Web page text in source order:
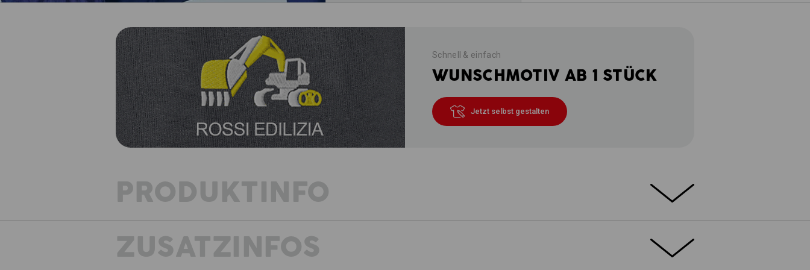
Schnell & einfach
WUNSCHMOTIV AB 1 STÜCK
Jetzt selbst gestalten
PRODUKTINFO
Zeitlos, dezent und absolut bequem: Das e.s. T-Shirt cotton ist die perfekte
ZUSATZINFOS